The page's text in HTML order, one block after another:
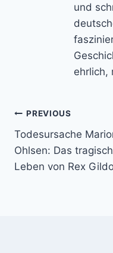
und
ehrlich,
Post
navigation
PREVIOUS
Todesursache
Ohlsen: Das
Leben von Rex